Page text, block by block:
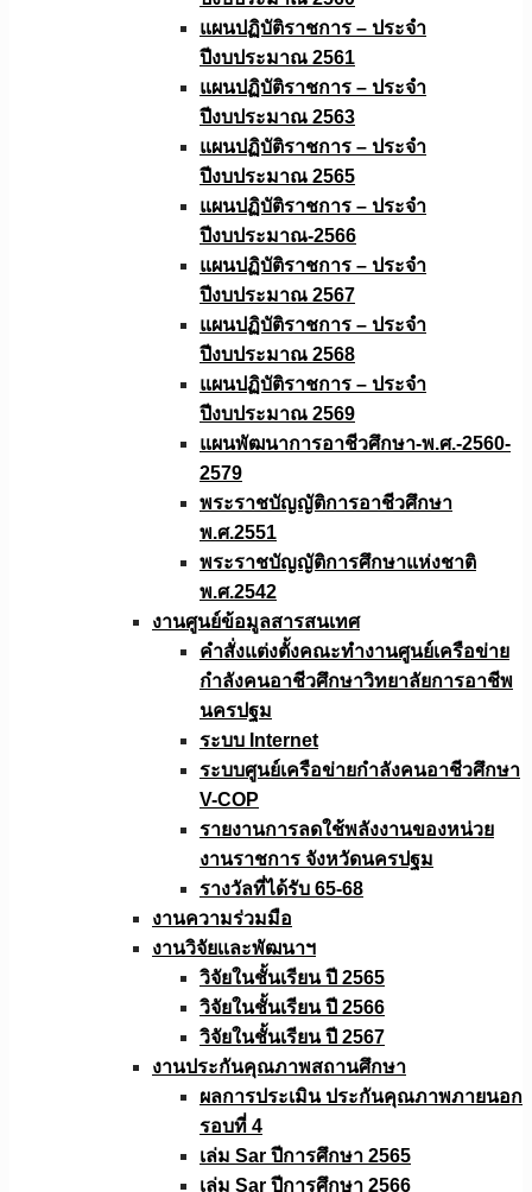
แผนปฏิบัติราชการ – ประจำ
ปีงบประมาณ 2561
แผนปฏิบัติราชการ – ประจำ
ปีงบประมาณ 2563
แผนปฏิบัติราชการ – ประจำ
ปีงบประมาณ 2565
แผนปฏิบัติราชการ – ประจำ
ปีงบประมาณ-2566
แผนปฏิบัติราชการ – ประจำ
ปีงบประมาณ 2567
แผนปฏิบัติราชการ – ประจำ
ปีงบประมาณ 2568
แผนปฏิบัติราชการ – ประจำ
ปีงบประมาณ 2569
แผนพัฒนาการอาชีวศึกษา-พ.ศ.-2560-
2579
พระราชบัญญัติการอาชีวศึกษา
พ.ศ.2551
พระราชบัญญัติการศึกษาแห่งชาติ
พ.ศ.2542
งานศูนย์ข้อมูลสารสนเทศ
คำสั่งแต่งตั้งคณะทำงานศูนย์เครือข่าย
กำลังคนอาชีวศึกษาวิทยาลัยการอาชีพ
นครปฐม
ระบบ Internet
ระบบศูนย์เครือข่ายกำลังคนอาชีวศึกษา
V-COP
รายงานการลดใช้พลังงานของหน่วย
งานราชการ จังหวัดนครปฐม
รางวัลที่ได้รับ 65-68
งานความร่วมมือ
งานวิจัยเเละพัฒนาฯ
วิจัยในชั้นเรียน ปี 2565
วิจัยในชั้นเรียน ปี 2566
วิจัยในชั้นเรียน ปี 2567
งานประกันคุณภาพสถานศึกษา
ผลการประเมิน ประกันคุณภาพภายนอก
รอบที่ 4
เล่ม Sar ปีการศึกษา 2565
เล่ม Sar ปีการศึกษา 2566